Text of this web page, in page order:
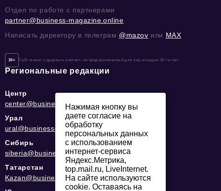
Отдел по работе с партнерами
partner@business-magazine.online
Написать директору в телеграм @mazov или MAX
16+ Сайт может содержать контент, не предназначенный для лиц младше 16-ти лет.
Региональные редакции
Центр
center@business-magazine.online
Урал
ural@business-magazine.online
Сибирь
siberia@business-magazine.online
Татарстан
Kazan@business-magazine.online
Нажимая кнопку вы
даете согласие на
обработку
персональных данных
с использованием
интернет-сервиса
Яндекс.Метрика,
top.mail.ru, LiveInternet.
На сайте используются
cookie. Оставаясь на